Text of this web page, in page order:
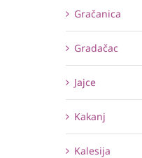
Gračanica
Gradačac
Jajce
Kakanj
Kalesija